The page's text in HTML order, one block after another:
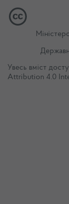
Увесь вміст
Attribution 4.0